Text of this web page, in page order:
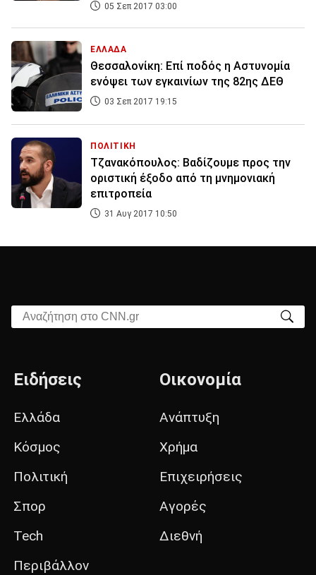
05 Σεπ 2017 03:00
ΕΛΛΑΔΑ
Θεσσαλονίκη: Επί ποδός η Αστυνομία
ενόψει των εγκαινίων της 82ης ΔΕΘ
03 Σεπ 2017 19:15
ΠΟΛΙΤΙΚΗ
Τζανακόπουλος: Βαδίζουμε προς την
οριστική έξοδο από τη μνημονιακή
επιτροπεία
31 Αυγ 2017 10:50
Αναζήτηση στο CNN.gr
Ειδήσεις
Ελλάδα
Κόσμος
Πολιτική
Σπορ
Tech
Περιβάλλον
Οικονομία
Ανάπτυξη
Χρήμα
Επιχειρήσεις
Αγορές
Διεθνή